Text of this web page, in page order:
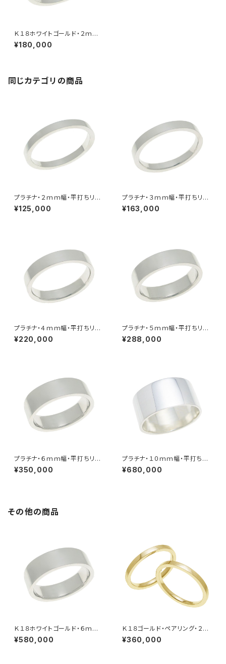
Ｋ１８ホワイトゴールド・２ｍｍ
幅・平打ちリング
¥180,000
同じカテゴリの商品
プラチナ・２ｍｍ幅・平打ちリン
グ
¥125,000
プラチナ・３ｍｍ幅・平打ちリン
グ
¥163,000
プラチナ・４ｍｍ幅・平打ちリン
グ
¥220,000
プラチナ・５ｍｍ幅・平打ちリン
グ
¥288,000
プラチナ・６ｍｍ幅・平打ちリン
グ
¥350,000
プラチナ・１０ｍｍ幅・平打ちリ
ング
¥680,000
その他の商品
Ｋ１８ホワイトゴールド・６ｍｍ
幅・平打ちリング
¥580,000
Ｋ１８ゴールド・ペアリング・２ｍ
ｍ幅・平打ちリング
¥360,000